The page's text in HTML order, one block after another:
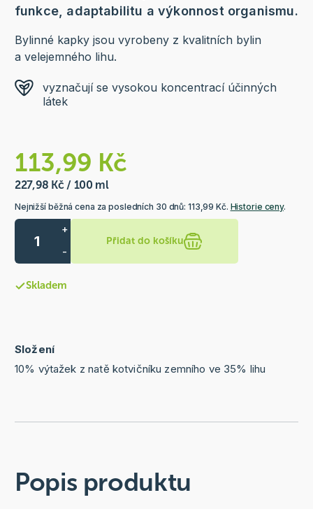
funkce, adaptabilitu a výkonnost organismu.
Bylinné kapky jsou vyrobeny z kvalitních bylin
a velejemného lihu.
vyznačují se vysokou koncentrací účinných
látek
113,99 Kč
227,98 Kč / 100 ml
Nejnižší běžná cena za posledních 30 dnů: 113,99 Kč. Historie ceny.
+
-
Přidat do košíku
Skladem
Složení
10% výtažek z natě kotvičníku zemního ve 35% lihu
Popis produktu